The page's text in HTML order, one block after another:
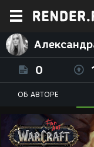
0
ОБ АВТОРЕ